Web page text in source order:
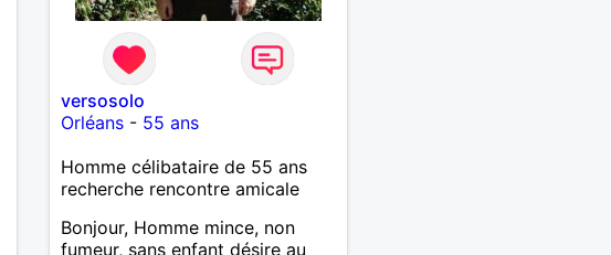
versosolo
Orléans - 55 ans
Homme célibataire de 55 ans
recherche rencontre amicale
Bonjour, Homme mince, non
fumeur, sans enfant désire au